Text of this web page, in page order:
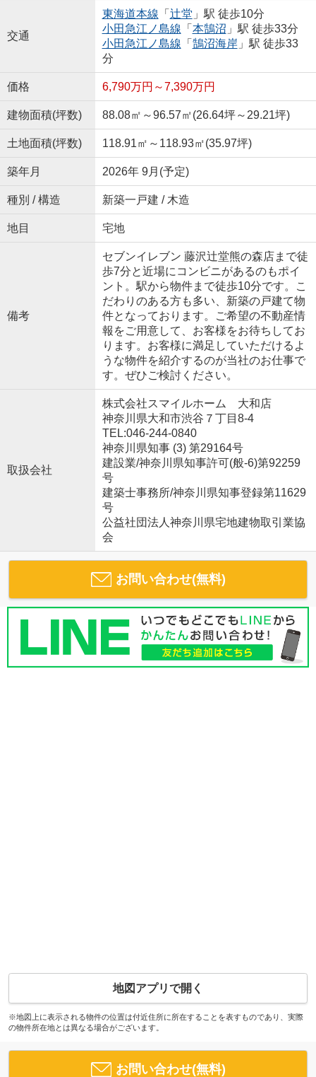
交通
東海道本線 「 辻堂 」駅 徒歩10分
小田急江ノ島線 「 本鵠沼 」駅 徒歩33分
小田急江ノ島線 「 鵠沼海岸 」駅 徒歩33
分
価格 6,790万円～7,390万円
建物面積(坪数) 88.08㎡～96.57㎡(26.64坪～29.21坪)
土地面積(坪数) 118.91㎡～118.93㎡(35.97坪)
築年月 2026年 9月(予定)
種別 / 構造 新築一戸建 / 木造
地目 宅地
備考
セブンイレブン 藤沢辻堂熊の森店まで徒
歩7分と近場にコンビニがあるのもポイ
ント。駅から物件まで徒歩10分です。こ
だわりのある方も多い、新築の戸建て物
件となっております。ご希望の不動産情
報をご用意して、お客様をお待ちしてお
ります。お客様に満足していただけるよ
うな物件を紹介するのが当社のお仕事で
す。ぜひご検討ください。
取扱会社
株式会社スマイルホーム 大和店
神奈川県大和市渋谷７丁目8-4
TEL:046-244-0840
神奈川県知事 (3) 第29164号
建設業/神奈川県知事許可(般-6)第92259
号
建築士事務所/神奈川県知事登録第11629
号
公益社団法人神奈川県宅地建物取引業協
会
お問い合わせ(無料)
地図アプリで開く
※地図上に表示される物件の位置は付近住所に所在することを表すものであり、実際
の物件所在地とは異なる場合がございます。
お問い合わせ(無料)